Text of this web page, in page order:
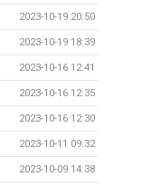
2023-10-19 20:50
2023-10-19 18:39
2023-10-16 12:41
2023-10-16 12:35
2023-10-16 12:30
2023-10-11 09:32
2023-10-09 14:38